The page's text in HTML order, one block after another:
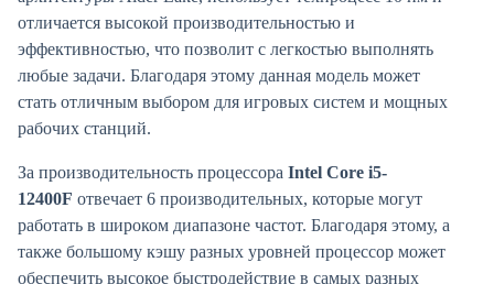
отличается высокой производительностью и
эффективностью, что позволит с легкостью выполнять
любые задачи. Благодаря этому данная модель может
стать отличным выбором для игровых систем и мощных
рабочих станций.
За производительность процессора Intel Core i5-
12400F отвечает 6 производительных, которые могут
работать в широком диапазоне частот. Благодаря этому, а
также большому кэшу разных уровней процессор может
обеспечить высокое быстродействие в самых разных